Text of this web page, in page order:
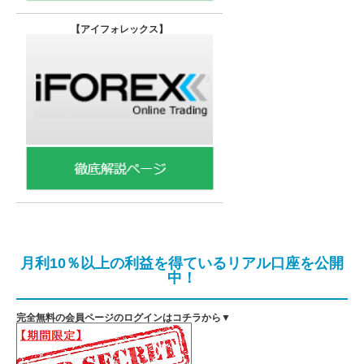
【アイフォレックス】
月利10％以上の利益を得ているリアル口座を公開
中！
完全無料の会員ページのログインはコチラから▼